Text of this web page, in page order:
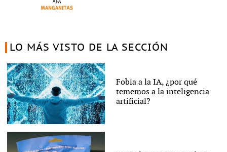
LO MÁS VISTO DE LA SECCIÓN
Fobia a la IA, ¿por qué
tememos a la inteligencia
artificial?